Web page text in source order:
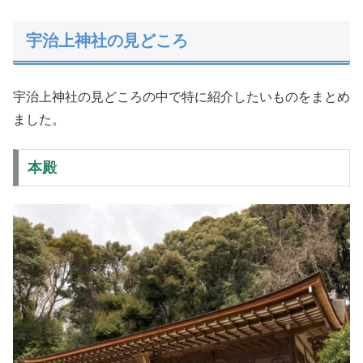
宇治上神社の見どころ
宇治上神社の見どころの中で特に紹介したいものをまとめ
ました。
本殿